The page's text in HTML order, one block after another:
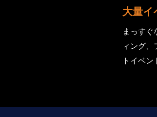
大量イ
まっす
ィング、
トイベン